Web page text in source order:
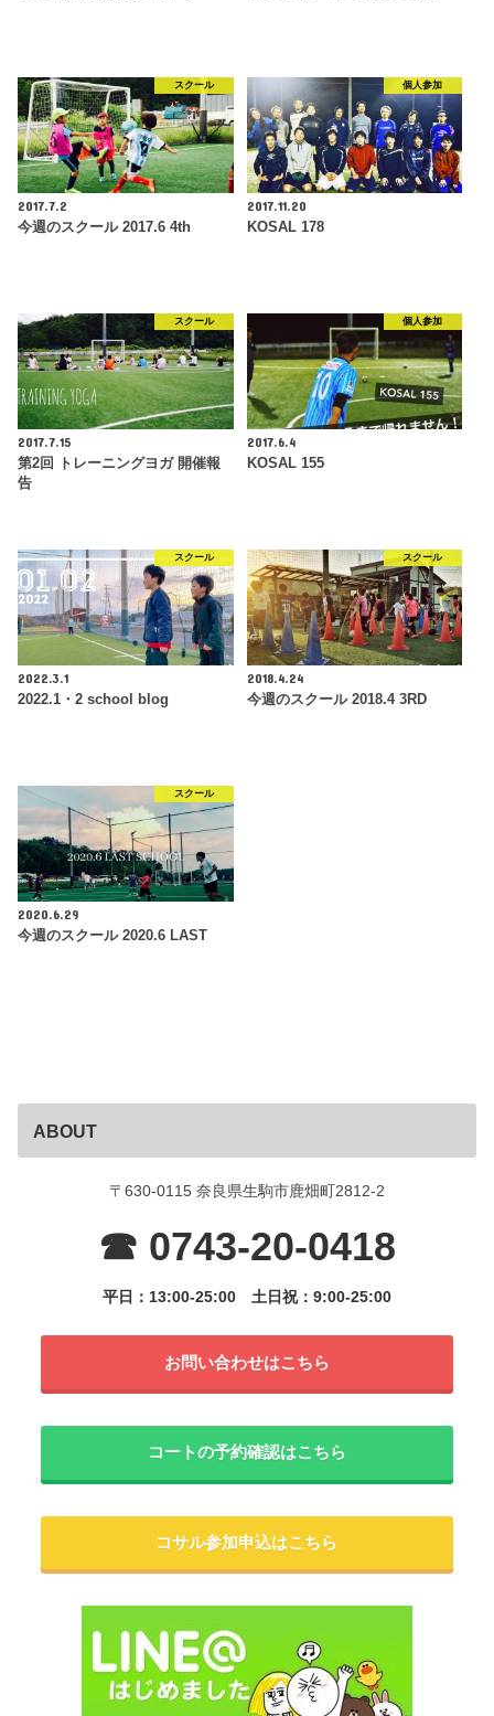
スクール
2017.7.2
今週のスクール 2017.6 4th
個人参加
2017.11.20
KOSAL 178
スクール
2017.7.15
第2回 トレーニングヨガ 開催報
告
個人参加
2017.6.4
KOSAL 155
スクール
2022.3.1
2022.1・2 school blog
スクール
2018.4.24
今週のスクール 2018.4 3RD
スクール
2020.6.29
今週のスクール 2020.6 LAST
ABOUT
〒630-0115 奈良県生駒市鹿畑町2812-2
☎ 0743-20-0418
平日：13:00-25:00 土日祝：9:00-25:00
お問い合わせはこちら
コートの予約確認はこちら
コサル参加申込はこちら